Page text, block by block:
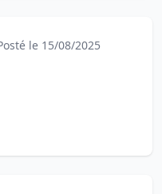
le 15/08/2025